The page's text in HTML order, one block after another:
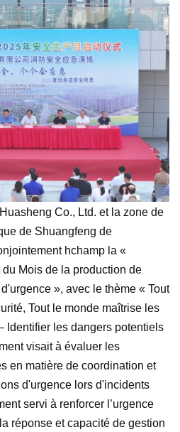
Co., Ltd. et la zone de
de Shuangfeng de
hchamp la «
Mois de la production de
», avec le thème « Tout
Tout le monde maîtrise les
les dangers potentiels
visait à évaluer les
en matière de coordination et
d'urgence lors d'incidents
servi à renforcer l’urgence
réponse et capacité de gestion